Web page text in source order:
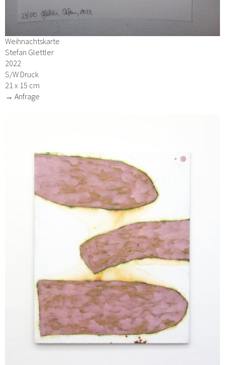
Weihnachtskarte
Stefan Glettler
2022
S/W Druck
21 x 15 cm
→ Anfrage